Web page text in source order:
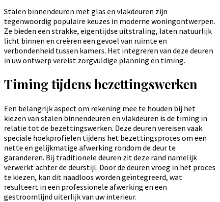
Stalen binnendeuren met glas en vlakdeuren zijn
tegenwoordig populaire keuzes in moderne woningontwerpen.
Ze bieden een strakke, eigentijdse uitstraling, laten natuurlijk
licht binnen en creëren een gevoel van ruimte en
verbondenheid tussen kamers. Het integreren van deze deuren
in uw ontwerp vereist zorgvuldige planning en timing.
Timing tijdens bezettingswerken
Een belangrijk aspect om rekening mee te houden bij het
kiezen van stalen binnendeuren en vlakdeuren is de timing in
relatie tot de bezettingswerken. Deze deuren vereisen vaak
speciale hoekprofielen tijdens het bezettingsproces om een
nette en gelijkmatige afwerking rondom de deur te
garanderen. Bij traditionele deuren zit deze rand namelijk
verwerkt achter de deurstijl. Door de deuren vroeg in het proces
te kiezen, kan dit naadloos worden geïntegreerd, wat
resulteert in een professionele afwerking en een
gestroomlijnd uiterlijk van uw interieur.